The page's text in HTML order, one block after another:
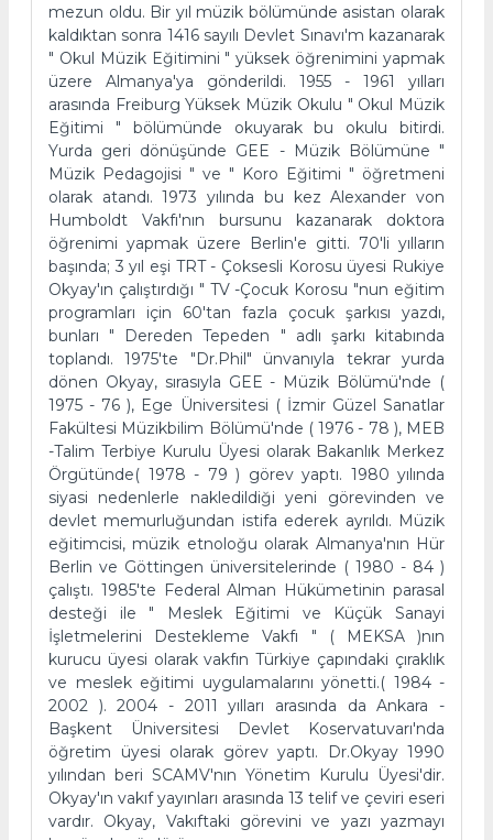
mezun oldu. Bir yıl müzik bölümünde asistan olarak
kaldıktan sonra 1416 sayılı Devlet Sınavı'm kazanarak
" Okul Müzik Eğitimini " yüksek öğrenimini yapmak
üzere Almanya'ya gönderildi. 1955 - 1961 yılları
arasında Freiburg Yüksek Müzik Okulu " Okul Müzik
Eğitimi " bölümünde okuyarak bu okulu bitirdi.
Yurda geri dönüşünde GEE - Müzik Bölümüne "
Müzik Pedagojisi " ve " Koro Eğitimi " öğretmeni
olarak atandı. 1973 yılında bu kez Alexander von
Humboldt Vakfı'nın bursunu kazanarak doktora
öğrenimi yapmak üzere Berlin'e gitti. 70'li yılların
başında; 3 yıl eşi TRT - Çoksesli Korosu üyesi Rukiye
Okyay'ın çalıştırdığı " TV -Çocuk Korosu "nun eğitim
programları için 60'tan fazla çocuk şarkısı yazdı,
bunları " Dereden Tepeden " adlı şarkı kitabında
toplandı. 1975'te "Dr.Phil" ünvanıyla tekrar yurda
dönen Okyay, sırasıyla GEE - Müzik Bölümü'nde (
1975 - 76 ), Ege Üniversitesi ( İzmir Güzel Sanatlar
Fakültesi Müzikbilim Bölümü'nde ( 1976 - 78 ), MEB
-Talim Terbiye Kurulu Üyesi olarak Bakanlık Merkez
Örgütünde( 1978 - 79 ) görev yaptı. 1980 yılında
siyasi nedenlerle nakledildiği yeni görevinden ve
devlet memurluğundan istifa ederek ayrıldı. Müzik
eğitimcisi, müzik etnoloğu olarak Almanya'nın Hür
Berlin ve Göttingen üniversitelerinde ( 1980 - 84 )
çalıştı. 1985'te Federal Alman Hükümetinin parasal
desteği ile " Meslek Eğitimi ve Küçük Sanayi
İşletmelerini Destekleme Vakfı " ( MEKSA )nın
kurucu üyesi olarak vakfın Türkiye çapındaki çıraklık
ve meslek eğitimi uygulamalarını yönetti.( 1984 -
2002 ). 2004 - 2011 yılları arasında da Ankara -
Başkent Üniversitesi Devlet Koservatuvarı'nda
öğretim üyesi olarak görev yaptı. Dr.Okyay 1990
yılından beri SCAMV'nın Yönetim Kurulu Üyesi'dir.
Okyay'ın vakıf yayınları arasında 13 telif ve çeviri eseri
vardır. Okyay, Vakıftaki görevini ve yazı yazmayı